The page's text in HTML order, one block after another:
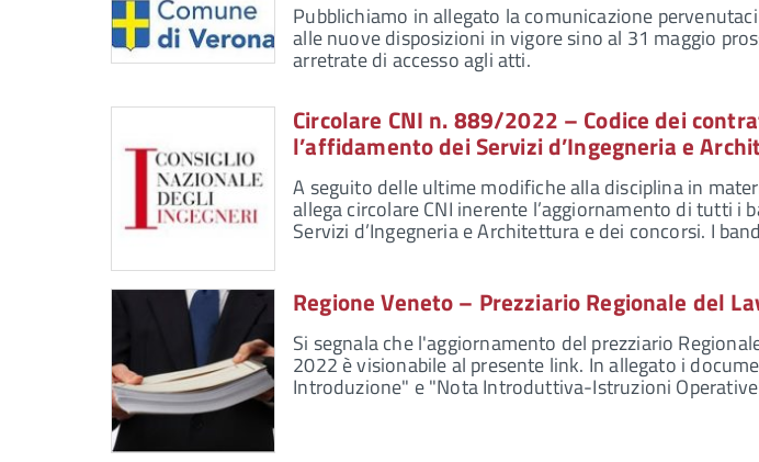
Pubblichiamo in allegato la comunicazione
alle nuove disposizioni in vigore sino al 31 maggio
arretrate di accesso agli atti.
Circolare CNI n. 889/2022 – Codice dei
l’affidamento dei Servizi d’Ingegneria e
A seguito delle ultime modifiche alla disciplina in
allega circolare CNI inerente l’aggiornamento di tutti i
Servizi d’Ingegneria e Architettura e dei concorsi. I
Regione Veneto – Prezziario Regionale del
Si segnala che l'aggiornamento del prezziario
2022 è visionabile al presente link. In allegato i
Introduzione" e "Nota Introduttiva-Istruzioni